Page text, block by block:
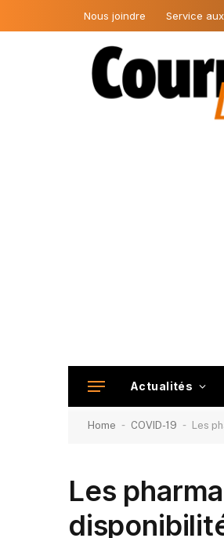
Nous joindre Service
Actualités
Home - COVID-19 - Les
Les